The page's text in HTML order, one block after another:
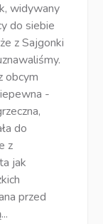
widywany
do siebie
z Sajgonki
obcym
-
do
z
jak
przed